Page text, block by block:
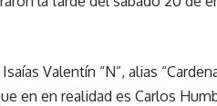
Valentín “N”, alias
en en realidad es Carlos